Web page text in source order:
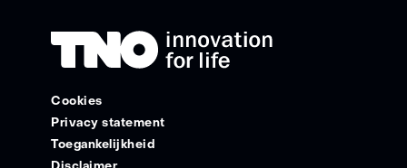
Cookies
Privacy statement
Toegankelijkheid